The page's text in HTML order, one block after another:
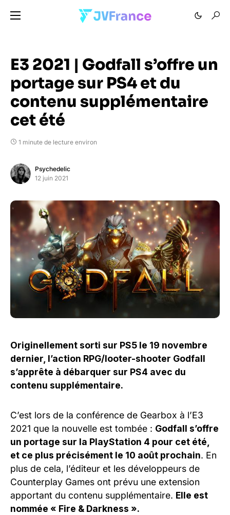
E3 2021 | Godfall s’offre un
portage sur PS4 et du
contenu supplémentaire
cet été
1 minute de lecture environ
Psychedelic
12 juin 2021
Originellement sorti sur PS5 le 19 novembre
dernier, l’action RPG/looter-shooter Godfall
s’apprête à débarquer sur PS4 avec du
contenu supplémentaire.
C’est lors de la conférence de Gearbox à l’E3
2021 que la nouvelle est tombée : Godfall s’offre
un portage sur la PlayStation 4 pour cet été,
et ce plus précisément le 10 août prochain. En
plus de cela, l’éditeur et les développeurs de
Counterplay Games ont prévu une extension
apportant du contenu supplémentaire. Elle est
nommée « Fire & Darkness ».